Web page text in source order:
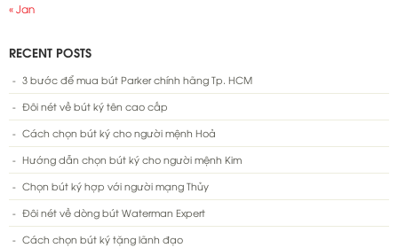
« Jan
RECENT POSTS
3 bước để mua bút Parker chính hãng Tp. HCM
Đôi nét về bút ký tên cao cấp
Cách chọn bút ký cho người mệnh Hoả
Hướng dẫn chọn bút ký cho người mệnh Kim
Chọn bút ký hợp với người mạng Thủy
Đôi nét về dòng bút Waterman Expert
Cách chọn bút ký tặng lãnh đạo